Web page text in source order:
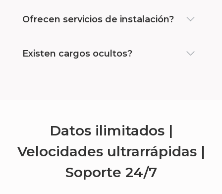
Ofrecen servicios de instalación?
Existen cargos ocultos?
Datos ilimitados |
Velocidades ultrarrápidas |
Soporte 24/7